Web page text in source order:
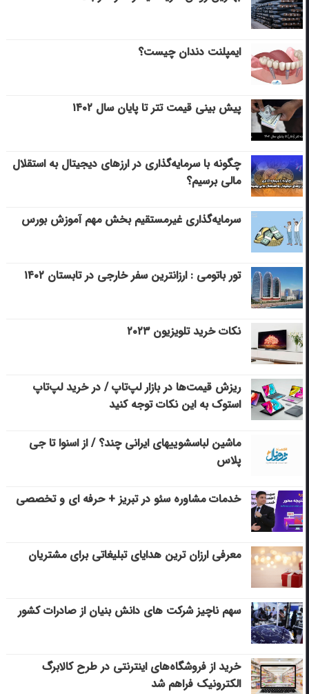
ایمپلنت دندان چیست؟
پیش بینی قیمت تتر تا پایان سال ۱۴۰۲
چگونه با سرمایه‌گذاری در ارزهای دیجیتال به استقلال
مالی برسیم؟
سرمایه‌گذاری غیرمستقیم بخش مهم آموزش بورس
تور باتومی : ارزانترین سفر خارجی در تابستان ۱۴۰۲
نکات خرید تلویزیون ۲۰۲۳
ریزش قیمت‌ها در بازار لپ‌تاپ / در خرید لپ‌تاپ
استوک به این نکات توجه کنید
ماشین لباسشویی‎های ایرانی چند؟ / از اسنوا تا جی
پلاس
خدمات مشاوره سئو در تبریز + حرفه ای و تخصصی
معرفی ارزان ترین هدایای تبلیغاتی برای مشتریان
سهم ناچیز شرکت های دانش بنیان از صادرات کشور
خرید از فروشگاه‌های اینترنتی در طرح کالابرگ
الکترونیک فراهم شد